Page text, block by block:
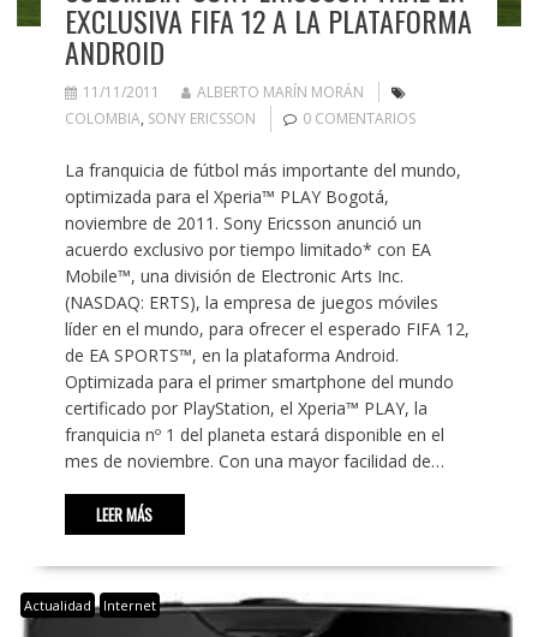
EXCLUSIVA FIFA 12 A LA PLATAFORMA
ANDROID
11/11/2011
ALBERTO MARÍN MORÁN
COLOMBIA, SONY ERICSSON 0 COMENTARIOS
La franquicia de fútbol más importante del mundo,
optimizada para el Xperia™ PLAY Bogotá,
noviembre de 2011. Sony Ericsson anunció un
acuerdo exclusivo por tiempo limitado* con EA
Mobile™, una división de Electronic Arts Inc.
(NASDAQ: ERTS), la empresa de juegos móviles
líder en el mundo, para ofrecer el esperado FIFA 12,
de EA SPORTS™, en la plataforma Android.
Optimizada para el primer smartphone del mundo
certificado por PlayStation, el Xperia™ PLAY, la
franquicia nº 1 del planeta estará disponible en el
mes de noviembre. Con una mayor facilidad de…
LEER MÁS
Actualidad Internet